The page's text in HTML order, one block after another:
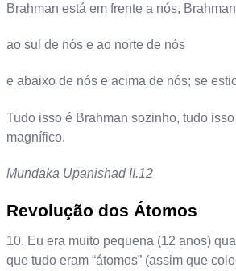
Brahman está em frente a nós,
ao sul de nós e ao norte de nós
e abaixo de nós e acima de nós; se
Tudo isso é Brahman sozinho, tudo
magnífico.
Mundaka Upanishad II.12
Revolução dos Átomos
10. Eu era muito pequena (12 anos)
que tudo eram “átomos” (assim que